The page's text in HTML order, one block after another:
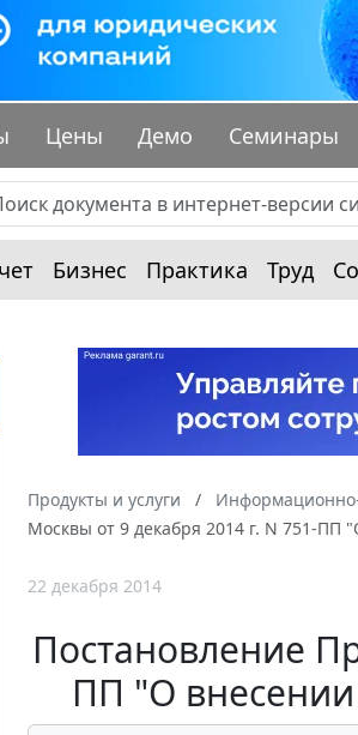
Цены Демо Семинары
Бизнес Практика Труд
Продукты и услуги
Москвы от 9 декабря 2014 г. N 751-
22 декабря 2014
Постановление
ПП "О